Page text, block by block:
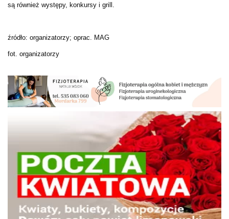
są również występy, konkursy i grill.
źródło: organizatorzy; oprac. MAG
fot. organizatorzy